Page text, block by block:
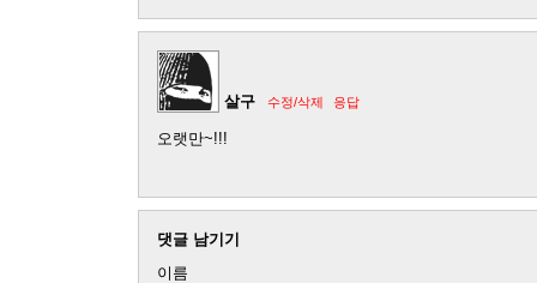
살구 수정/삭제 응답
오랫만~!!!
댓글 남기기
이름